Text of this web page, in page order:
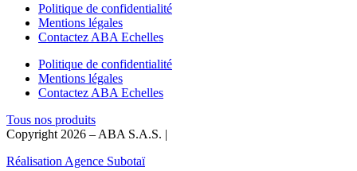
Politique de confidentialité
Mentions légales
Contactez ABA Echelles
Politique de confidentialité
Mentions légales
Contactez ABA Echelles
Tous nos produits
Copyright 2026 – ABA S.A.S. |
Réalisation Agence Subotaï